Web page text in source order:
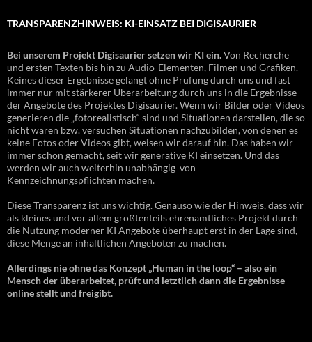
TRANSPARENZHINWEIS: KI-EINSATZ BEI DIGISAURIER
Bei unserem Projekt Digisaurier setzen wir KI ein.Von Recherche
und ersten Texten bis hin zu Audio-Elementen, Filmen und Grafiken.
Keines dieser Ergebnisse gelangt ohne Prüfung durch uns und fast
immer nur mit stärkerer Überarbeitung durch uns in die Ergebnisse
der Angebote des Projektes Digisaurier. Wenn wir Bilder oder Videos
generieren die „fotorealistisch“ sind und Situationen darstellen, die so
nicht waren bzw. versuchen Situationen nachzubilden, von denen es
keine Fotos oder Videos gibt, weisen wir darauf hin. Das haben wir
immer schon gemacht, seit wir generative KI einsetzen. Und das
werden wir auch weiterhin unabhängig von
Kennzeichnungspflichten machen.
Diese Transparenz ist uns wichtig. Genauso wie der Hinweis, dass wir
als kleines und vor allem größtenteils ehrenamtliches Projekt durch
die Nutzung moderner KI Angebote überhaupt erst in der Lage sind,
diese Menge an inhaltlichen Angeboten zu machen.
Allerdings nie ohne das Konzept „Human in the loop“ – also ein
Mensch der überarbeitet, prüft und letztlich dann die Ergebnisse
online stellt und freigibt.